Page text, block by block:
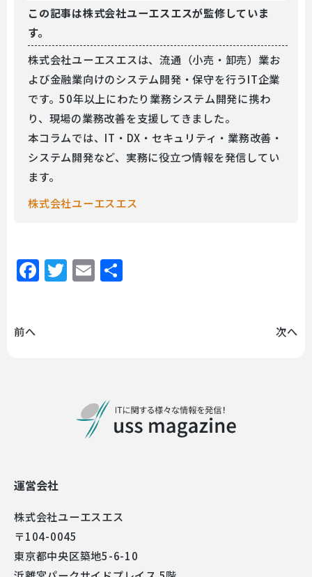
この記事は株式会社ユーエスエスが監修していま
す。
株式会社ユーエスエスは、流通（小売・卸売）業お
よび金融業向けのシステム開発・保守を行うIT企業
です。50年以上にわたり業務システム開発に携わ
り、現場の業務改善を支援してきました。
本コラムでは、IT・DX・セキュリティ・業務改善・
システム開発など、実務に役立つ情報を発信してい
ます。
株式会社ユーエスエス
Facebook
Twitter
Email
前へ 次へ
運営会社
株式会社ユーエスエス
〒104-0045
東京都中央区築地5-6-10